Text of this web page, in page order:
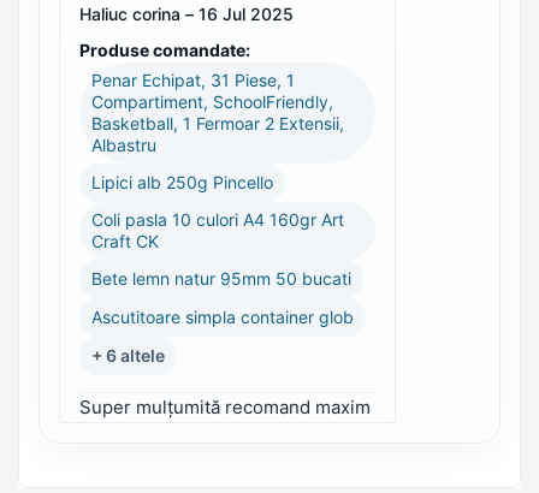
Haliuc corina – 16 Jul 2025
Produse comandate:
Penar Echipat, 31 Piese, 1
Compartiment, SchoolFriendly,
Basketball, 1 Fermoar 2 Extensii,
Albastru
Lipici alb 250g Pincello
Coli pasla 10 culori A4 160gr Art
Craft CK
Bete lemn natur 95mm 50 bucati
Ascutitoare simpla container glob
+ 6 altele
Super mulțumită recomand maxim